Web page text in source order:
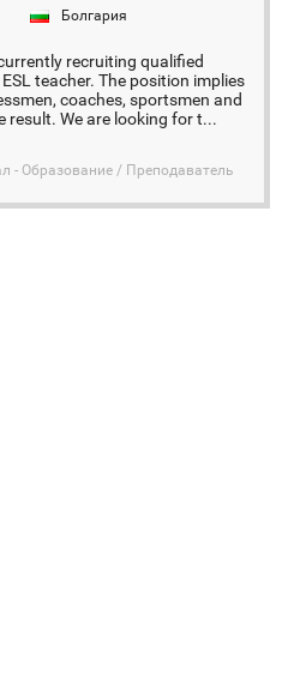
Болгария
recruiting qualified
teacher. The position implies
coaches, sportsmen and
We are looking for t...
- Образование / Преподаватель